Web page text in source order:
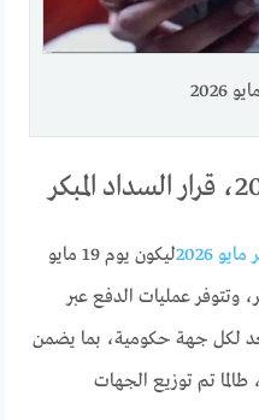
2026
ليكون يوم 19 مايو
24 من الشهر، وتتوفر عمليات الدفع عبر
لكل جهة حكومية، بما يضمن
تم توزيع الجهات